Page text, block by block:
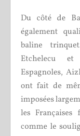
Du côté de
également
baline
Etchelecu
Espagnoles,
ont fait de
imposées
les
comme le